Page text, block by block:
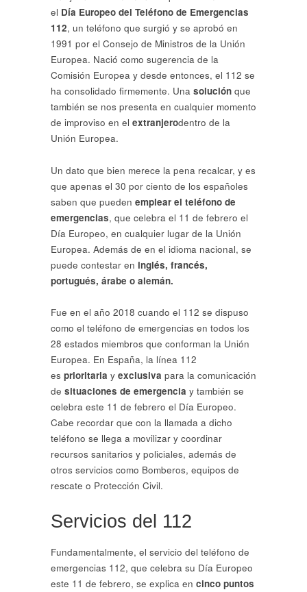
el Día Europeo del Teléfono de Emergencias
112, un teléfono que surgió y se aprobó en
1991 por el Consejo de Ministros de la Unión
Europea. Nació como sugerencia de la
Comisión Europea y desde entonces, el 112 se
ha consolidado firmemente. Una solución que
también se nos presenta en cualquier momento
de improviso en el extranjerodentro de la
Unión Europea.
Un dato que bien merece la pena recalcar, y es
que apenas el 30 por ciento de los españoles
saben que pueden emplear el teléfono de
emergencias, que celebra el 11 de febrero el
Día Europeo, en cualquier lugar de la Unión
Europea. Además de en el idioma nacional, se
puede contestar en inglés, francés,
portugués, árabe o alemán.
Fue en el año 2018 cuando el 112 se dispuso
como el teléfono de emergencias en todos los
28 estados miembros que conforman la Unión
Europea. En España, la línea 112
es prioritaria y exclusiva para la comunicación
de situaciones de emergencia y también se
celebra este 11 de febrero el Día Europeo.
Cabe recordar que con la llamada a dicho
teléfono se llega a movilizar y coordinar
recursos sanitarios y policiales, además de
otros servicios como Bomberos, equipos de
rescate o Protección Civil.
Servicios del 112
Fundamentalmente, el servicio del teléfono de
emergencias 112, que celebra su Día Europeo
este 11 de febrero, se explica en cinco puntos